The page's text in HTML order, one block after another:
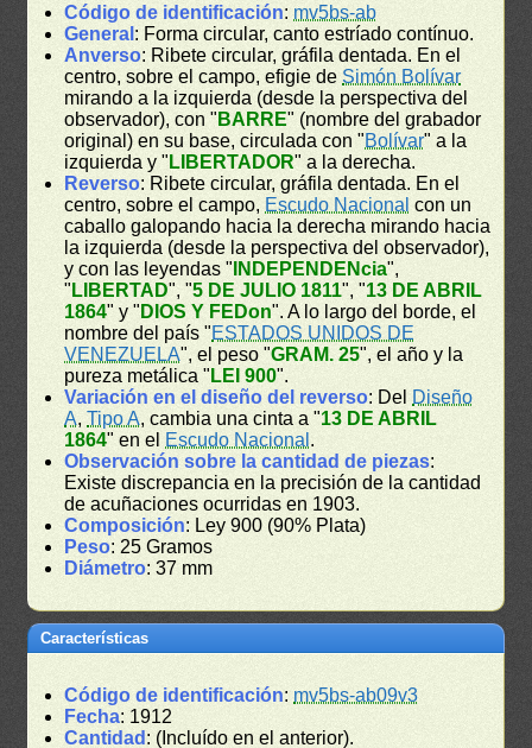
Código de identificación: mv5bs-ab
General : Forma circular, canto estríado contínuo.
Anverso: Ribete circular, gráfila dentada. En el
centro, sobre el campo, efigie deSimón Bolívar
mirando a la izquierda (desde la perspectiva del
observador), con " BARRE" (nombre del grabador
original) en su base, circulada con "Bolívar" a la
izquierda y " LIBERTADOR" a la derecha.
Reverso: Ribete circular, gráfila dentada. En el
centro, sobre el campo, Escudo Nacional con un
caballo galopando hacia la derecha mirando hacia
la izquierda (desde la perspectiva del observador),
y con las leyendas " INDEPENDENcia",
" LIBERTAD", "5 DE JULIO 1811", "13 DE ABRIL
1864" y " DIOS Y FEDon". A lo largo del borde, el
nombre del país "ESTADOS UNIDOS DE
VENEZUELA", el peso "GRAM. 25", el año y la
pureza metálica " LEI 900".
Variación en el diseño del reverso: Del Diseño
A,Tipo A, cambia una cinta a "13 DE ABRIL
1864" en el Escudo Nacional .
Observación sobre la cantidad de piezas:
Existe discrepancia en la precisión de la cantidad
de acuñaciones ocurridas en 1903.
Composición: Ley 900 (90% Plata)
Peso: 25 Gramos
Diámetro: 37 mm
Características
Código de identificación: mv5bs-ab09v3
Fecha: 1912
Cantidad : (Incluído en el anterior).